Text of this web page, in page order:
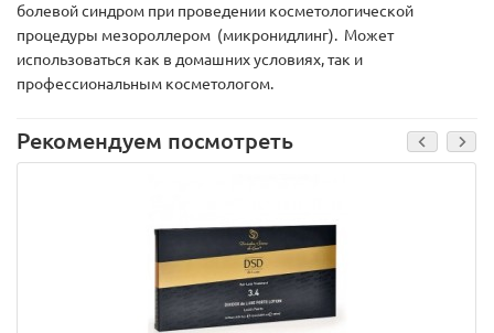
болевой синдром при проведении косметологической
процедуры мезороллером (микронидлинг). Может
использоваться как в домашних условиях, так и
профессиональным косметологом.
Рекомендуем посмотреть